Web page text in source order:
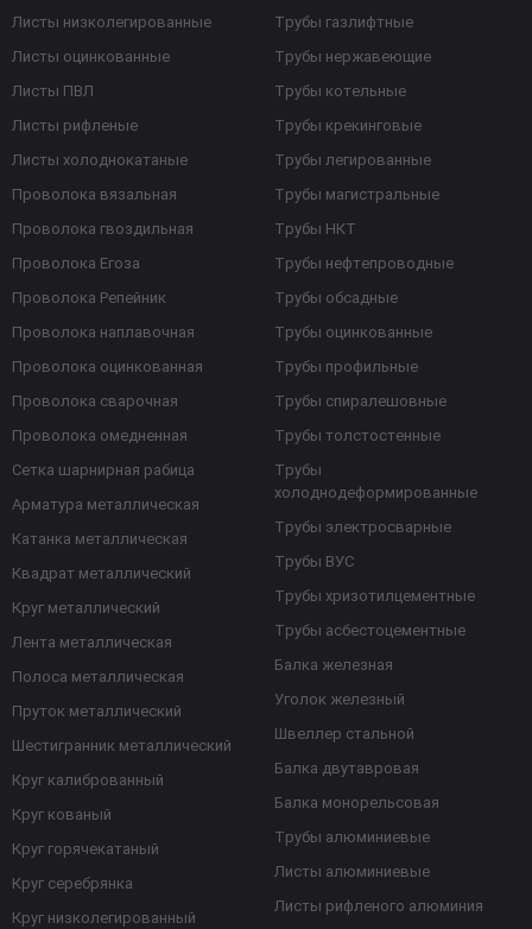
Листы низколегированные
Листы оцинкованные
Листы ПВЛ
Листы рифленые
Листы холоднокатаные
Проволока вязальная
Проволока гвоздильная
Проволока Егоза
Проволока Репейник
Проволока наплавочная
Проволока оцинкованная
Проволока сварочная
Проволока омедненная
Сетка шарнирная рабица
Арматура металлическая
Катанка металлическая
Квадрат металлический
Круг металлический
Лента металлическая
Полоса металлическая
Пруток металлический
Шестигранник металлический
Круг калиброванный
Круг кованый
Круг горячекатаный
Круг серебрянка
Круг низколегированный
Трубы газлифтные
Трубы нержавеющие
Трубы котельные
Трубы крекинговые
Трубы легированные
Трубы магистральные
Трубы НКТ
Трубы нефтепроводные
Трубы обсадные
Трубы оцинкованные
Трубы профильные
Трубы спиралешовные
Трубы толстостенные
Трубы
холоднодеформированные
Трубы электросварные
Трубы ВУС
Трубы хризотилцементные
Трубы асбестоцементные
Балка железная
Уголок железный
Швеллер стальной
Балка двутавровая
Балка монорельсовая
Трубы алюминиевые
Листы алюминиевые
Листы рифленого алюминия